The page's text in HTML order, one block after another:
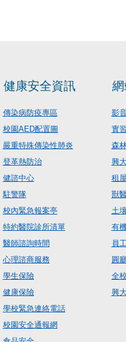
健康安全資訊
傳染病防疫專區
校園AED配置圖
嚴重特殊傳染性肺炎
登革熱防治
健諮中心
駐警隊
校內緊急報案亭
特約醫院診所清單
醫師諮詢時間
心理諮商服務
學生保險
健康保險
學校緊急連絡電話
校園安全通報網
影
實
森
興
租
獸
土
有
員
圓
全
興